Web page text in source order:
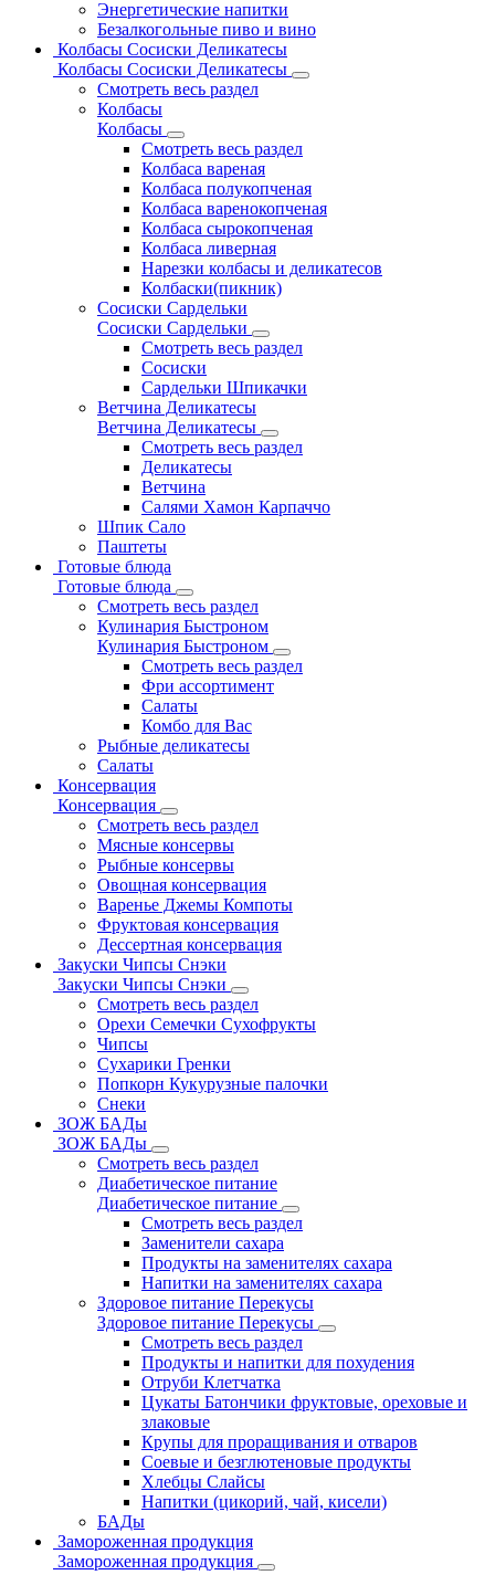
Энергетические напитки
Безалкогольные пиво и вино
Колбасы Сосиски Деликатесы
Колбасы Сосиски Деликатесы
Смотреть весь раздел
Колбасы
Колбасы
Смотреть весь раздел
Колбаса вареная
Колбаса полукопченая
Колбаса варенокопченая
Колбаса сырокопченая
Колбаса ливерная
Нарезки колбасы и деликатесов
Колбаски(пикник)
Сосиски Сардельки
Сосиски Сардельки
Смотреть весь раздел
Сосиски
Сардельки Шпикачки
Ветчина Деликатесы
Ветчина Деликатесы
Смотреть весь раздел
Деликатесы
Ветчина
Салями Хамон Карпаччо
Шпик Сало
Паштеты
Готовые блюда
Готовые блюда
Смотреть весь раздел
Кулинария Быстроном
Кулинария Быстроном
Смотреть весь раздел
Фри ассортимент
Салаты
Комбо для Вас
Рыбные деликатесы
Салаты
Консервация
Консервация
Смотреть весь раздел
Мясные консервы
Рыбные консервы
Овощная консервация
Варенье Джемы Компоты
Фруктовая консервация
Дессертная консервация
Закуски Чипсы Снэки
Закуски Чипсы Снэки
Смотреть весь раздел
Орехи Семечки Сухофрукты
Чипсы
Сухарики Гренки
Попкорн Кукурузные палочки
Снеки
ЗОЖ БАДы
ЗОЖ БАДы
Смотреть весь раздел
Диабетическое питание
Диабетическое питание
Смотреть весь раздел
Заменители сахара
Продукты на заменителях сахара
Напитки на заменителях сахара
Здоровое питание Перекусы
Здоровое питание Перекусы
Смотреть весь раздел
Продукты и напитки для похудения
Отруби Клетчатка
Цукаты Батончики фруктовые, ореховые и
злаковые
Крупы для проращивания и отваров
Соевые и безглютеновые продукты
Хлебцы Слайсы
Напитки (цикорий, чай, кисели)
БАДы
Замороженная продукция
Замороженная продукция